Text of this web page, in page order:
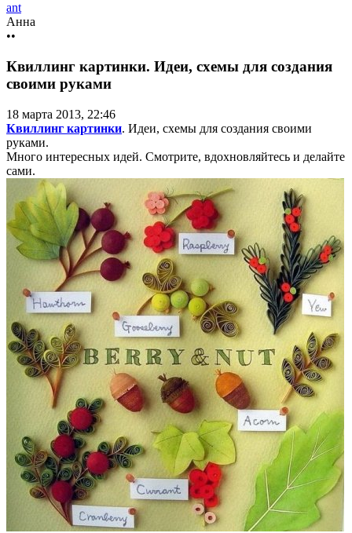
ant
Анна
••
Квиллинг картинки. Идеи, схемы для создания
своими руками
18 марта 2013, 22:46
Квиллинг картинки. Идеи, схемы для создания своими
руками.
Много интересных идей. Смотрите, вдохновляйтесь и делайте
сами.